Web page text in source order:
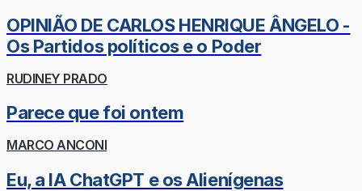
OPINIÃO DE CARLOS HENRIQUE ÂNGELO -
Os Partidos políticos e o Poder
RUDINEY PRADO
Parece que foi ontem
MARCO ANCONI
Eu, a IA ChatGPT e os Alienígenas